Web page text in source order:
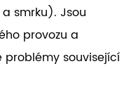
smrku). Jsou
provozu a
problémy související